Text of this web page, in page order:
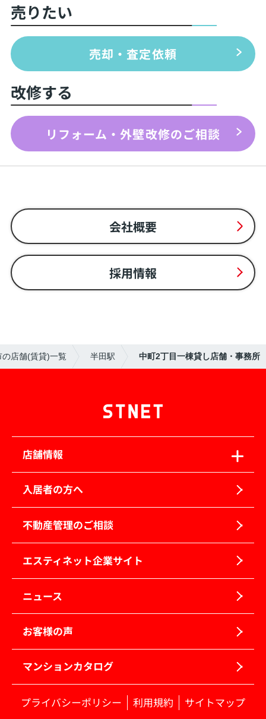
売りたい
売却・査定依頼
改修する
リフォーム・外壁改修のご相談
会社概要
採用情報
の店舗(賃貸)一覧 半田駅 中町2丁目一棟貸し店舗・事務所
店舗情報
入居者の方へ
不動産管理のご相談
エスティネット企業サイト
ニュース
お客様の声
マンションカタログ
プライバシーポリシー 利用規約 サイトマップ